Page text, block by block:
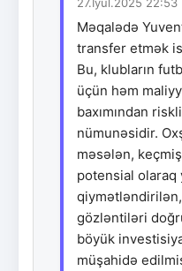
Məqalədə
transfer etmək
Bu, klubların
üçün həm
baxımından
nümunəsidir.
məsələn,
potensial olaraq
gözləntiləri
böyük
müşahidə